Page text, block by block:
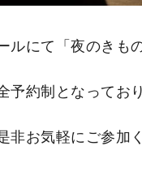
にて「夜のきもの
約制となってお
お気軽にご参加